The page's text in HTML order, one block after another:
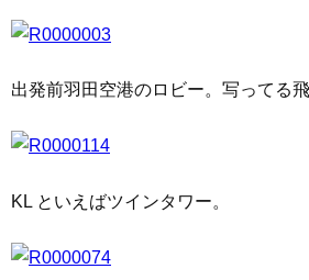
出発前羽田空港のロビー。写ってる
KL といえばツインタワー。